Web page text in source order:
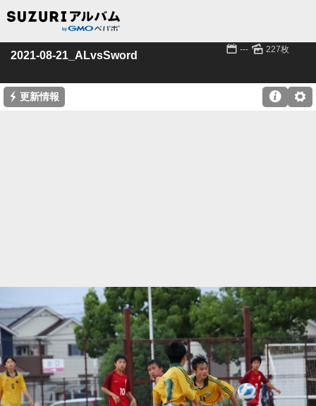
2021-08-21_ALvsSword 📅 --- 🌄 227枚
⚡ 更新情報 ⚙
